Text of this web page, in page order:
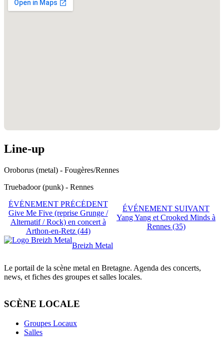
Line-up
Oroborus (metal) - Fougères/Rennes
Truebadoor (punk) - Rennes
ÉVÉNEMENT PRÉCÉDENT
Give Me Five (reprise Grunge /
Alternatif / Rock) en concert à
Arthon-en-Retz (44)
ÉVÉNEMENT SUIVANT
Yang Yang et Crooked Minds à
Rennes (35)
Breizh Metal
Le portail de la scène metal en Bretagne. Agenda des concerts,
news, et fiches des groupes et salles locales.
SCÈNE LOCALE
Groupes Locaux
Salles